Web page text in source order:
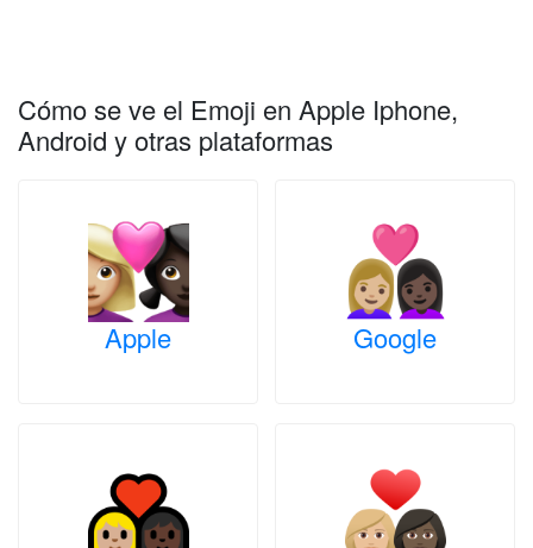
Cómo se ve el Emoji en Apple Iphone,
Android y otras plataformas
Apple Google